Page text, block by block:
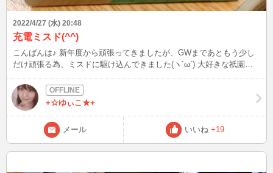
2022/4/27 (水) 20:48
充電ミスド(^^)
こんばんは♪ 新年度から頑張ってきましたが、GWまであともう少し
だけ頑張る為、ミスドに駆け込んできました(ヽ´ω`) 大好きな祇園辻
るわぁ(´`*) チャージ完了～(o^^o)
+☆ゆぃこ★+
メール いいね +19